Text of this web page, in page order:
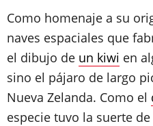
Como homenaje a su
naves espaciales que
el dibujo de un kiwi en
sino el pájaro de largo
Nueva Zelanda. Como el
especie tuvo la suerte